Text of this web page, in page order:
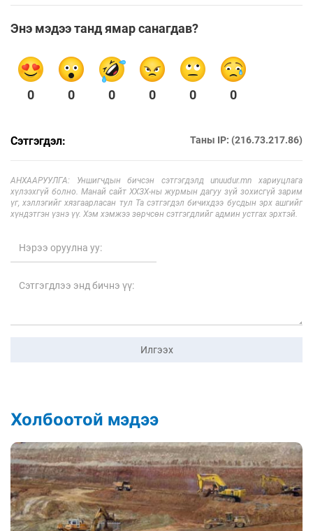
Энэ мэдээ танд ямар санагдав?
0 0 0 0 0 0
Сэтгэгдэл: Таны IP: (216.73.217.86)
АНХААРУУЛГА: Уншигчдын бичсэн сэтгэгдэлд unuudur.mn хариуцлага
хүлээхгүй болно. Манай сайт ХХЗХ-ны журмын дагуу зүй зохисгүй зарим
үг, хэллэгийг хязгаарласан тул Та сэтгэгдэл бичихдээ бусдын эрх ашгийг
хүндэтгэн үзнэ үү. Хэм хэмжээ зөрчсөн сэтгэгдлийг админ устгах эрхтэй.
Илгээх
Холбоотой мэдээ